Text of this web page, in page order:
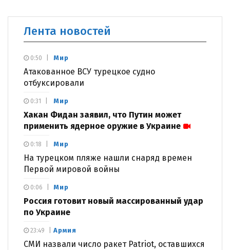
Лента новостей
Мир
Атакованное ВСУ турецкое судно
отбуксировали
0:50
Мир
Хакан Фидан заявил, что Путин может
применить ядерное оружие в Украине
0:31
Мир
На турецком пляже нашли снаряд времен
Первой мировой войны
0:18
Мир
Россия готовит новый массированный удар
по Украине
0:06
Армия
СМИ назвали число ракет Patriot, оставшихся
23:49